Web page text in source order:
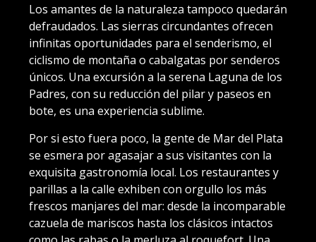
Los amantes de la naturaleza tampoco quedarán
defraudados. Las sierras circundantes ofrecen
infinitas oportunidades para el senderismo, el
ciclismo de montaña o cabalgatas por senderos
únicos. Una excursión a la serena Laguna de los
Padres, con su reducción del pilar y paseos en
bote, es una experiencia sublime.
Por si esto fuera poco, la gente de Mar del Plata
se esmera por agasajar a sus visitantes con la
exquisita gastronomía local. Los restaurantes y
parillas a la calle exhiben con orgullo los más
frescos manjares del mar: desde la incomparable
cazuela de mariscos hasta los clásicos intactos